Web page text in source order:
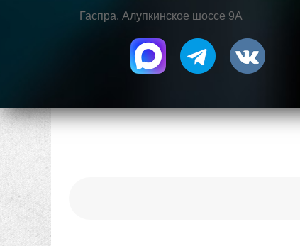
Гаспра, Алупкинское шоссе 9А